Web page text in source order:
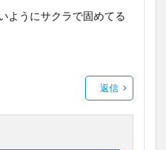
ようにサクラで固めてる
返信